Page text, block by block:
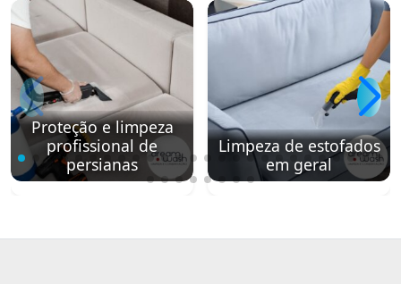
Proteção e limpeza
profissional de
persianas
Limpeza de estofados
em geral